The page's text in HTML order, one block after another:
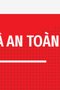
AN TOÀN